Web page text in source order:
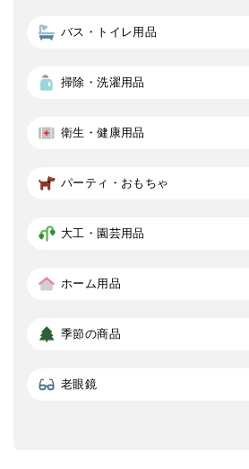
バス・トイレ用品
掃除・洗濯用品
衛生・健康用品
パーティ・おもちゃ
大工・園芸用品
ホーム用品
季節の商品
老眼鏡